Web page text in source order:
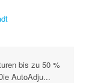
bis zu 50 %
AutoAdju...